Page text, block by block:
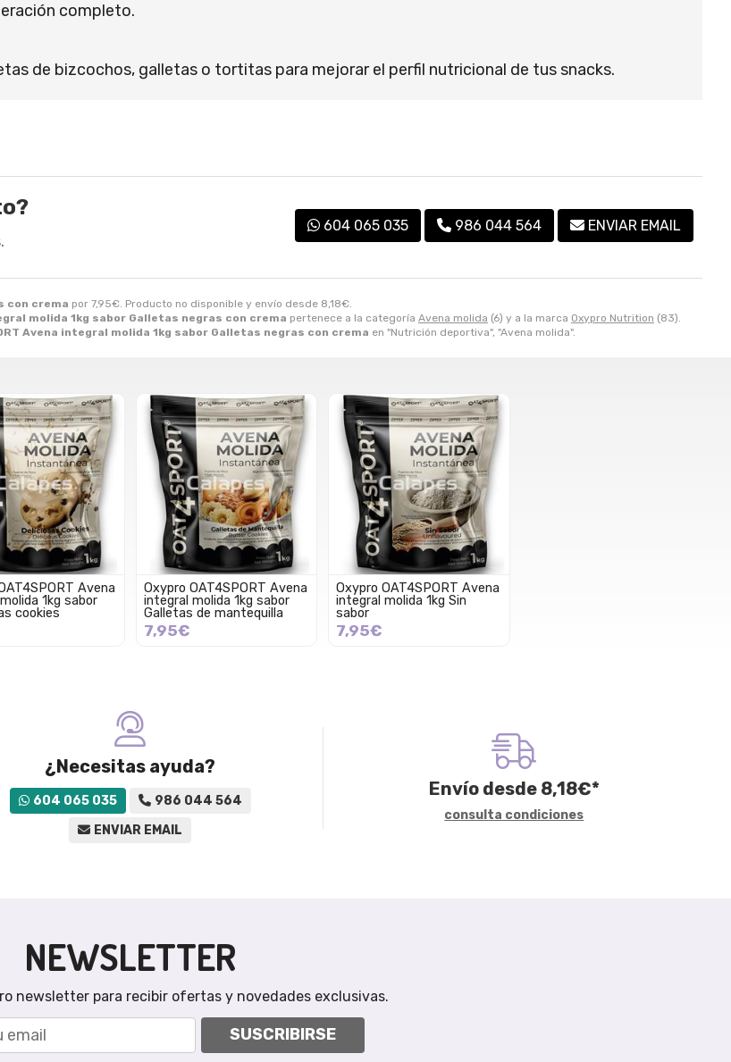
con crema por 7,95€. Producto no disponible y envío desde 8,18€.
molida 1kg sabor Galletas negras con crema pertenece a la categoría Avena molida (6) y a la marca Oxypro Nutrition (83).
Avena integral molida 1kg sabor Galletas negras con crema en "Nutrición deportiva", "Avena molida".
completo.
de bizcochos, galletas o tortitas para mejorar el perfil nutricional de tus snacks.
604 065 035 986 044 564 ENVIAR EMAIL
Avena
1kg sabor
cookies
Oxypro OAT4SPORT Avena
integral molida 1kg sabor
Galletas de mantequilla
7,95€
Oxypro OAT4SPORT Avena
integral molida 1kg Sin
sabor
7,95€
¿Necesitas ayuda?
604 065 035
986 044 564
ENVIAR EMAIL
Envío desde 8,18€*
consulta condiciones
NEWSLETTER
newsletter para recibir ofertas y novedades exclusivas.
SUSCRIBIRSE